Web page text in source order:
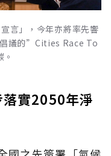
言」，今年亦將率先響
倡議的”Cities Race To
實2050年淨